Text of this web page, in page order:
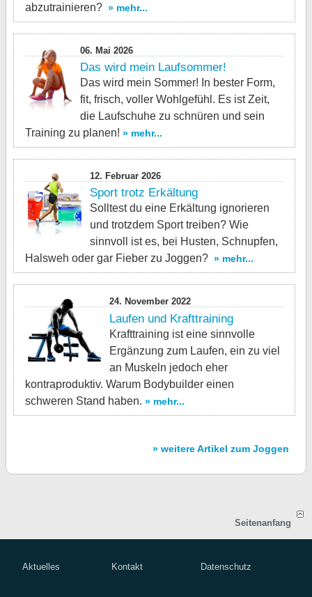
abzutrainieren? » mehr...
06. Mai 2026
Das wird mein Laufsommer!
Das wird mein Sommer! In bester Form,
fit, frisch, voller Wohlgefühl. Es ist Zeit,
die Laufschuhe zu schnüren und sein
Training zu planen! » mehr...
12. Februar 2026
Sport trotz Erkältung
Solltest du eine Erkältung ignorieren
und trotzdem Sport treiben? Wie
sinnvoll ist es, bei Husten, Schnupfen,
Halsweh oder gar Fieber zu Joggen? » mehr...
24. November 2022
Laufen und Krafttraining
Krafttraining ist eine sinnvolle
Ergänzung zum Laufen, ein zu viel
an Muskeln jedoch eher
kontraproduktiv. Warum Bodybuilder einen
schweren Stand haben. » mehr...
» weitere Artikel zum Joggen
Seitenanfang
Aktuelles Kontakt Datenschutz